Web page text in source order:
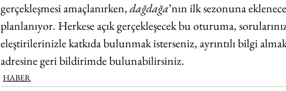
gerçekleşmesi amaçlanırken, dağdağa’nın ilk sezonuna
planlanıyor. Herkese açık gerçekleşecek bu oturuma,
eleştirilerinizle katkıda bulunmak isterseniz, ayrıntılı bilgi
adresine geri bildirimde bulunabilirsiniz.
HABER